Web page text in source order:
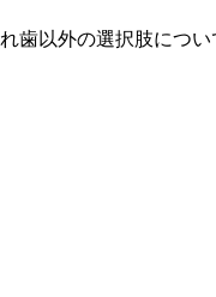
歯以外の選択肢につい